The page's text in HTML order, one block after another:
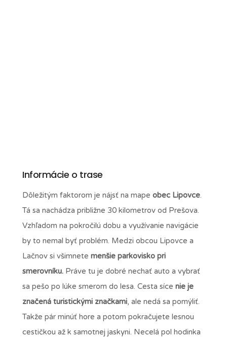
Informácie o trase
Dôležitým faktorom je nájsť na mape obec Lipovce.
Tá sa nachádza približne 30 kilometrov od Prešova.
Vzhľadom na pokročilú dobu a využívanie navigácie
by to nemal byť problém. Medzi obcou Lipovce a
Lačnov si všimnete menšie parkovisko pri
smerovníku. Práve tu je dobré nechať auto a vybrať
sa pešo po lúke smerom do lesa. Cesta síce nie je
značená turistickými značkami, ale nedá sa pomýliť.
Takže pár minúť hore a potom pokračujete lesnou
cestičkou až k samotnej jaskyni. Necelá pol hodinka